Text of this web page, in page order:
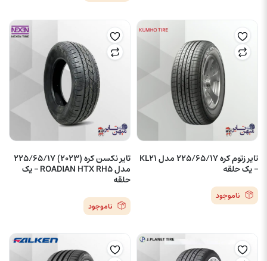
تایر زتوم کره 225/65/17 مدل KL21
– یک حلقه
ناموجود
تایر نکسن کره (2023) 225/65/17
مدل ROADIAN HTX RH5 – یک
حلقه
ناموجود